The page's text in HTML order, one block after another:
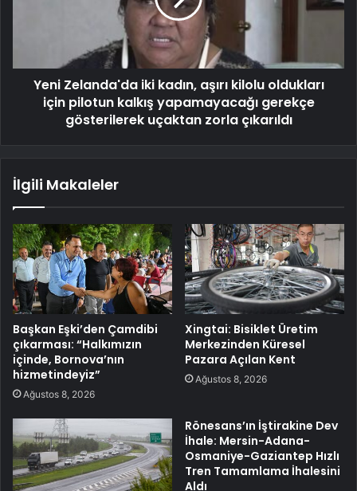
Yeni Zelanda'da iki kadın, aşırı kilolu oldukları
için pilotun kalkış yapamayacağı gerekçe
gösterilerek uçaktan zorla çıkarıldı
İlgili Makaleler
Başkan Eşki’den Çamdibi
çıkarması: “Halkımızın
içinde, Bornova’nın
hizmetindeyiz”
Ağustos 8, 2026
Xingtai: Bisiklet Üretim
Merkezinden Küresel
Pazara Açılan Kent
Ağustos 8, 2026
Rönesans’ın İştirakine Dev
İhale: Mersin-Adana-
Osmaniye-Gaziantep Hızlı
Tren Tamamlama İhalesini
Aldı